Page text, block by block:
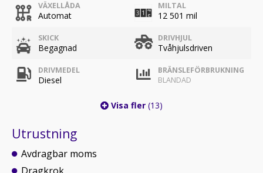
VÄXELLÅDA
Automat
MILTAL
12 501 mil
SKICK
Begagnad
DRIVHJUL
Tvåhjulsdriven
DRIVMEDEL
Diesel
BRÄNSLEFÖRBRUKNING
BLANDAD
Visa fler (13)
Utrustning
Avdragbar moms